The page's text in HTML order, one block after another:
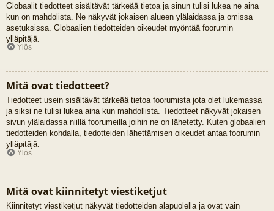
Globaalit tiedotteet sisältävät tärkeää tietoa ja sinun tulisi lukea ne aina
kun on mahdolista. Ne näkyvät jokaisen alueen ylälaidassa ja omissa
asetuksissa. Globaalien tiedotteiden oikeudet myöntää foorumin
ylläpitäjä.
Ylös
Mitä ovat tiedotteet?
Tiedotteet usein sisältävät tärkeää tietoa foorumista jota olet lukemassa
ja siksi ne tulisi lukea aina kun mahdollista. Tiedotteet näkyvät jokaisen
sivun ylälaidassa niillä foorumeilla joihin ne on lähetetty. Kuten globaalien
tiedotteiden kohdalla, tiedotteiden lähettämisen oikeudet antaa foorumin
ylläpitäjä.
Ylös
Mitä ovat kiinnitetyt viestiketjut
Kiinnitetyt viestiketjut näkyvät tiedotteiden alapuolella ja ovat vain